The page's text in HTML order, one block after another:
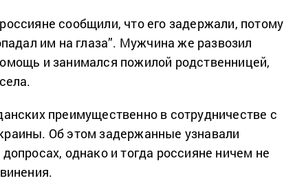
сообщили, что его задержали, потому
им на глаза”. Мужчина же развозил
и занимался пожилой родственницей,
преимущественно в сотрудничестве с
Об этом задержанные узнавали
однако и тогда россияне ничем не